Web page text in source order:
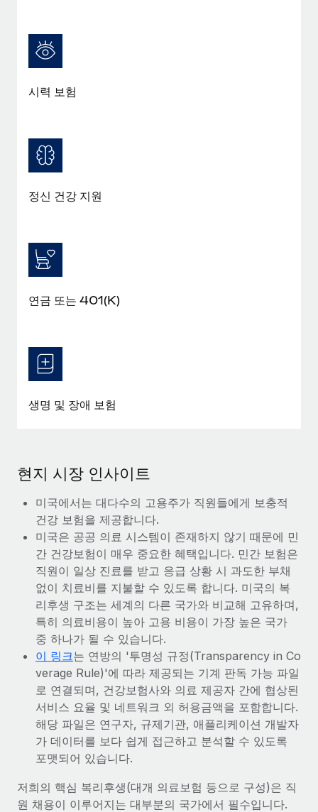
시력 보험
정신 건강 지원
연금 또는 401(K)
생명 및 장애 보험
현지 시장 인사이트
미국에서는 대다수의 고용주가 직원들에게 보충적
건강 보험을 제공합니다.
미국은 공공 의료 시스템이 존재하지 않기 때문에 민
간 건강보험이 매우 중요한 혜택입니다. 민간 보험은
직원이 일상 진료를 받고 응급 상황 시 과도한 부채
없이 치료비를 지불할 수 있도록 합니다. 미국의 복
리후생 구조는 세계의 다른 국가와 비교해 고유하며,
특히 의료비용이 높아 고용 비용이 가장 높은 국가
중 하나가 될 수 있습니다.
이 링크는 연방의 '투명성 규정(Transparency in Co
verage Rule)'에 따라 제공되는 기계 판독 가능 파일
로 연결되며, 건강보험사와 의료 제공자 간에 협상된
서비스 요율 및 네트워크 외 허용금액을 포함합니다.
해당 파일은 연구자, 규제기관, 애플리케이션 개발자
가 데이터를 보다 쉽게 접근하고 분석할 수 있도록
포맷되어 있습니다.
저희의 핵심 복리후생(대개 의료보험 등으로 구성)은 직
원 채용이 이루어지는 대부분의 국가에서 필수입니다.